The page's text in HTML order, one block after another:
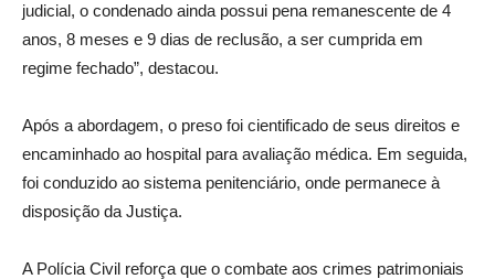
judicial, o condenado ainda possui pena remanescente de 4
anos, 8 meses e 9 dias de reclusão, a ser cumprida em
regime fechado”, destacou.
Após a abordagem, o preso foi cientificado de seus direitos e
encaminhado ao hospital para avaliação médica. Em seguida,
foi conduzido ao sistema penitenciário, onde permanece à
disposição da Justiça.
A Polícia Civil reforça que o combate aos crimes patrimoniais